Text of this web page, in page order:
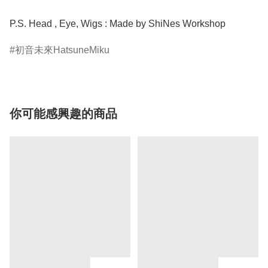
P.S. Head , Eye, Wigs : Made by ShiNes Workshop
初音未來HatsuneMiku
你可能感興趣的商品